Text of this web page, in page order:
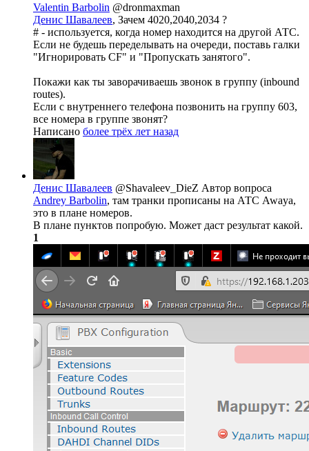
Valentin Barbolin @dronmaxman
Денис Шавалеев, Зачем 4020,2040,2034 ?
# - используется, когда номер находится на другой АТС.
Если не будешь переделывать на очереди, поставь галки
"Игнорировать CF" и "Пропускать занятого".
Покажи как ты заворачиваешь звонок в группу (inbound
routes).
Если с внутреннего телефона позвонить на группу 603,
все номера в группе звонят?
Написано более трёх лет назад
Денис Шавалеев @Shavaleev_DieZ Автор вопроса
Andrey Barbolin, там транки прописаны на АТС Awaya,
это в плане номеров.
В плане пунктов попробую. Может даст результат какой.
1